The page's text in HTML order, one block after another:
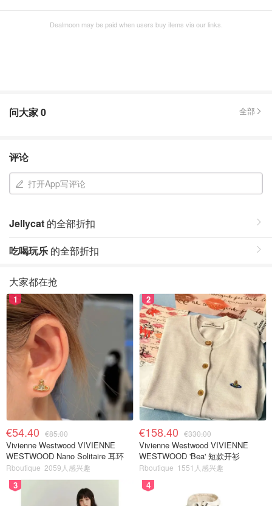
Dealmoon may be paid when users buy items via our links.
问大家0 全部
评论
打开App写评论
Jellycat 的全部折扣
吃喝玩乐 的全部折扣
大家都在抢
1
€54.40 €85.00
Vivienne Westwood VIVIENNE
WESTWOOD Nano Solitaire 耳环
Rboutique 2059人感兴趣
2
€158.40 €330.00
Vivienne Westwood VIVIENNE
WESTWOOD 'Bea' 短款开衫
Rboutique 1551人感兴趣
3 4